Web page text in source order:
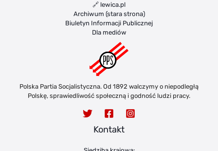
🔗 lewica.pl
Archiwum (stara strona)
Biuletyn Informacji Publicznej
Dla mediów
Polska Partia Socjalistyczna. Od 1892 walczymy o niepodległą
Polskę, sprawiedliwość społeczną i godność ludzi pracy.
Kontakt